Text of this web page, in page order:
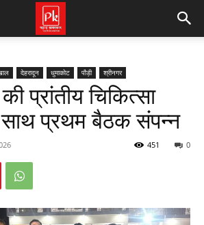
देहरादून धुमाकोट पौड़ी श्रीनगर
प्रांतीय चिकित्सा
प्रथम बैठक संपन्न
0
451